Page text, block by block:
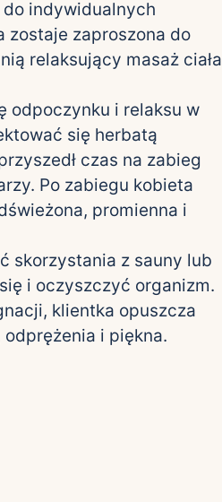
do indywidualnych
zostaje zaproszona do
relaksujący masaż ciała
odpoczynku i relaksu w
się herbatą
czas na zabieg
Po zabiegu kobieta
promienna i
skorzystania z sauny lub
i oczyszczyć organizm.
klientka opuszcza
odprężenia i piękna.